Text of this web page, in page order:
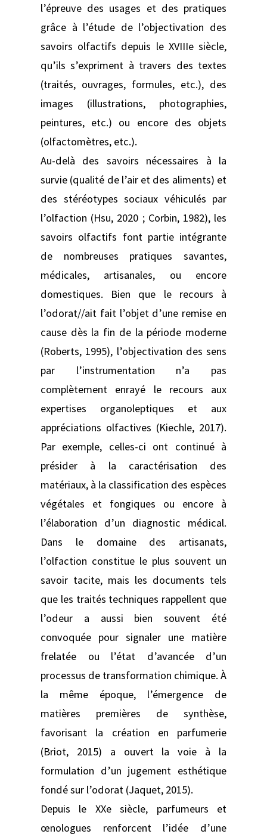
l’épreuve des usages et des pratiques
grâce à l’étude de l’objectivation des
savoirs olfactifs depuis le XVIIIe siècle,
qu’ils s’expriment à travers des textes
(traités, ouvrages, formules, etc.), des
images (illustrations, photographies,
peintures, etc.) ou encore des objets
(olfactomètres, etc.).
Au-delà des savoirs nécessaires à la
survie (qualité de l’air et des aliments) et
des stéréotypes sociaux véhiculés par
l’olfaction (Hsu, 2020 ; Corbin, 1982), les
savoirs olfactifs font partie intégrante
de nombreuses pratiques savantes,
médicales, artisanales, ou encore
domestiques. Bien que le recours à
l’odorat//ait fait l’objet d’une remise en
cause dès la fin de la période moderne
(Roberts, 1995), l’objectivation des sens
par l’instrumentation n’a pas
complètement enrayé le recours aux
expertises organoleptiques et aux
appréciations olfactives (Kiechle, 2017).
Par exemple, celles-ci ont continué à
présider à la caractérisation des
matériaux, à la classification des espèces
végétales et fongiques ou encore à
l’élaboration d’un diagnostic médical.
Dans le domaine des artisanats,
l’olfaction constitue le plus souvent un
savoir tacite, mais les documents tels
que les traités techniques rappellent que
l’odeur a aussi bien souvent été
convoquée pour signaler une matière
frelatée ou l’état d’avancée d’un
processus de transformation chimique. À
la même époque, l’émergence de
matières premières de synthèse,
favorisant la création en parfumerie
(Briot, 2015) a ouvert la voie à la
formulation d’un jugement esthétique
fondé sur l’odorat (Jaquet, 2015).
Depuis le XXe siècle, parfumeurs et
œnologues renforcent l’idée d’une